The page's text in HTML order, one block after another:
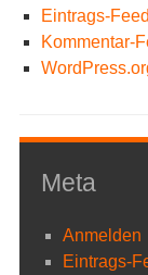
Eintrags-Feed
Kommentar-
Meta
Anmelden
Eintrags-